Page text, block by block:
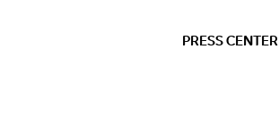
PRESS CENTER